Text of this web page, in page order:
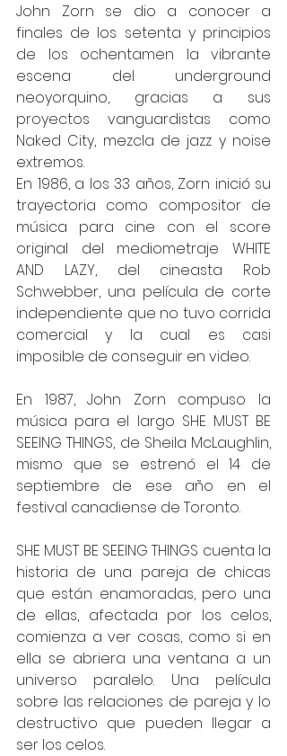
John Zorn se dio a conocer a
finales de los setenta y principios
de los ochentamen la vibrante
escena del underground
neoyorquino, gracias a sus
proyectos vanguardistas como
Naked City, mezcla de jazz y noise
extremos.
En 1986, a los 33 años, Zorn inició su
trayectoria como compositor de
música para cine con el score
original del mediometraje WHITE
AND LAZY, del cineasta Rob
Schwebber, una película de corte
independiente que no tuvo corrida
comercial y la cual es casi
imposible de conseguir en video.
En 1987, John Zorn compuso la
música para el largo SHE MUST BE
SEEING THINGS, de Sheila McLaughlin,
mismo que se estrenó el 14 de
septiembre de ese año en el
festival canadiense de Toronto.
SHE MUST BE SEEING THINGS cuenta la
historia de una pareja de chicas
que están enamoradas, pero una
de ellas, afectada por los celos,
comienza a ver cosas, como si en
ella se abriera una ventana a un
universo paralelo. Una película
sobre las relaciones de pareja y lo
destructivo que pueden llegar a
ser los celos.